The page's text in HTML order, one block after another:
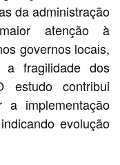
da administração
atenção à
governos locais,
fragilidade dos
estudo contribui
a implementação
evolução